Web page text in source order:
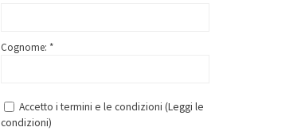
Cognome: *
Accetto i termini e le condizioni (Leggi le
condizioni)